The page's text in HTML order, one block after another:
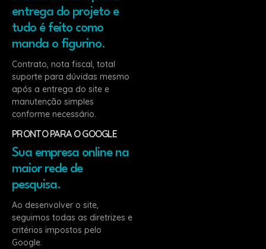
entrega do projeto e
tudo é feito como
manda o figurino.
Contrato, nota fiscal, total
suporte para dúvidas mesmo
após a entrega do site e
manutenção simples
conforme necessário.
PRONTO PARA O GOOGLE
Sua empresa online na
maior rede de
pesquisa.
Ao desenvolver o site,
seguimos todas as diretrizes e
critérios impostos pelo
Google.